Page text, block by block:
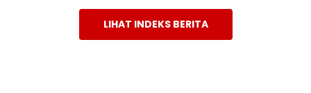
LIHAT INDEKS BERITA